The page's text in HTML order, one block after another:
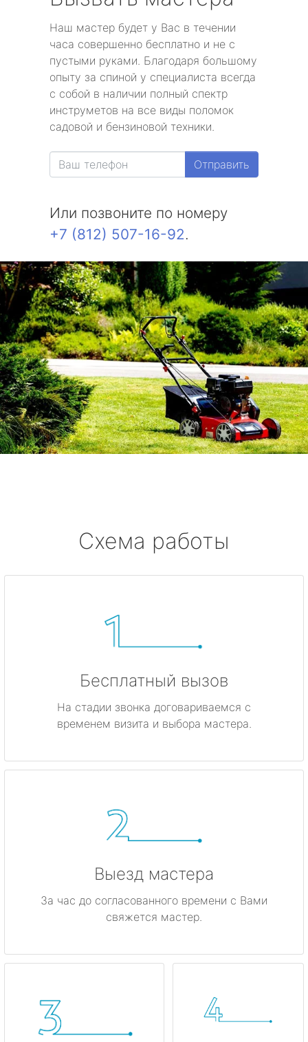
Наш мастер будет у Вас в течении
часа совершенно бесплатно и не с
пустыми руками. Благодаря большому
опыту за спиной у специалиста всегда
с собой в наличии полный спектр
инструметов на все виды поломок
садовой и бензиновой техники.
Отправить
Или позвоните по номеру
+7 (812) 507-16-92.
Схема работы
Бесплатный вызов
На стадии звонка договариваемся с
временем визита и выбора мастера.
Выезд мастера
За час до согласованного времени с Вами
свяжется мастер.